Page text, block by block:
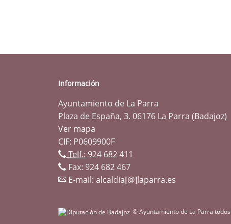
Información
Ayuntamiento de La Parra
Plaza de España, 3. 06176 La Parra (Badajoz)
Ver mapa
CIF: P0609900F
Telf.:924 682 411
Fax: 924 682 467
E-mail: alcaldia[@]laparra.es
© Ayuntamiento de La Parra